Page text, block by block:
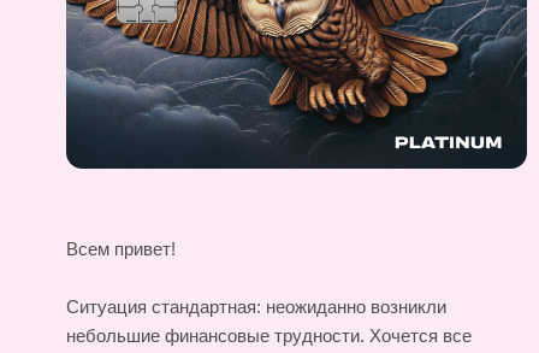
Всем привет!
Ситуация стандартная: неожиданно возникли
небольшие финансовые трудности. Хочется все